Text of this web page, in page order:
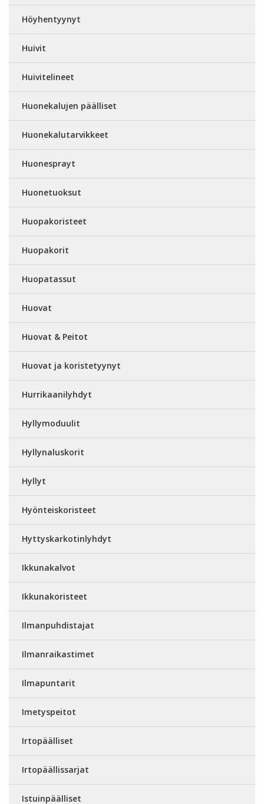
Höyhentyynyt
Huivit
Huivitelineet
Huonekalujen päälliset
Huonekalutarvikkeet
Huonesprayt
Huonetuoksut
Huopakoristeet
Huopakorit
Huopatassut
Huovat
Huovat & Peitot
Huovat ja koristetyynyt
Hurrikaanilyhdyt
Hyllymoduulit
Hyllynaluskorit
Hyllyt
Hyönteiskoristeet
Hyttyskarkotinlyhdyt
Ikkunakalvot
Ikkunakoristeet
Ilmanpuhdistajat
Ilmanraikastimet
Ilmapuntarit
Imetyspeitot
Irtopäälliset
Irtopäällissarjat
Istuinpäälliset